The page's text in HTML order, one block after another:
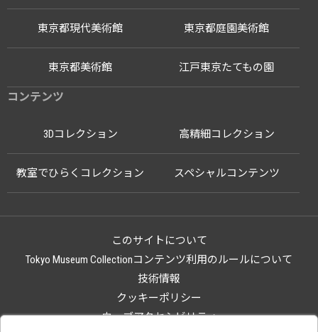
江戸東京たてもの園
東京都現代美術館 東京都庭園美術館
東京都美術館
コンテンツ
3Dコレクション 高精細コレクション
教室でひらくコレクション スペシャルコンテンツ
このサイトについて
Tokyo Museum Collectionコンテンツ利用のルールについて
技術情報
クッキーポリシー
ウェブアクセシビリティ